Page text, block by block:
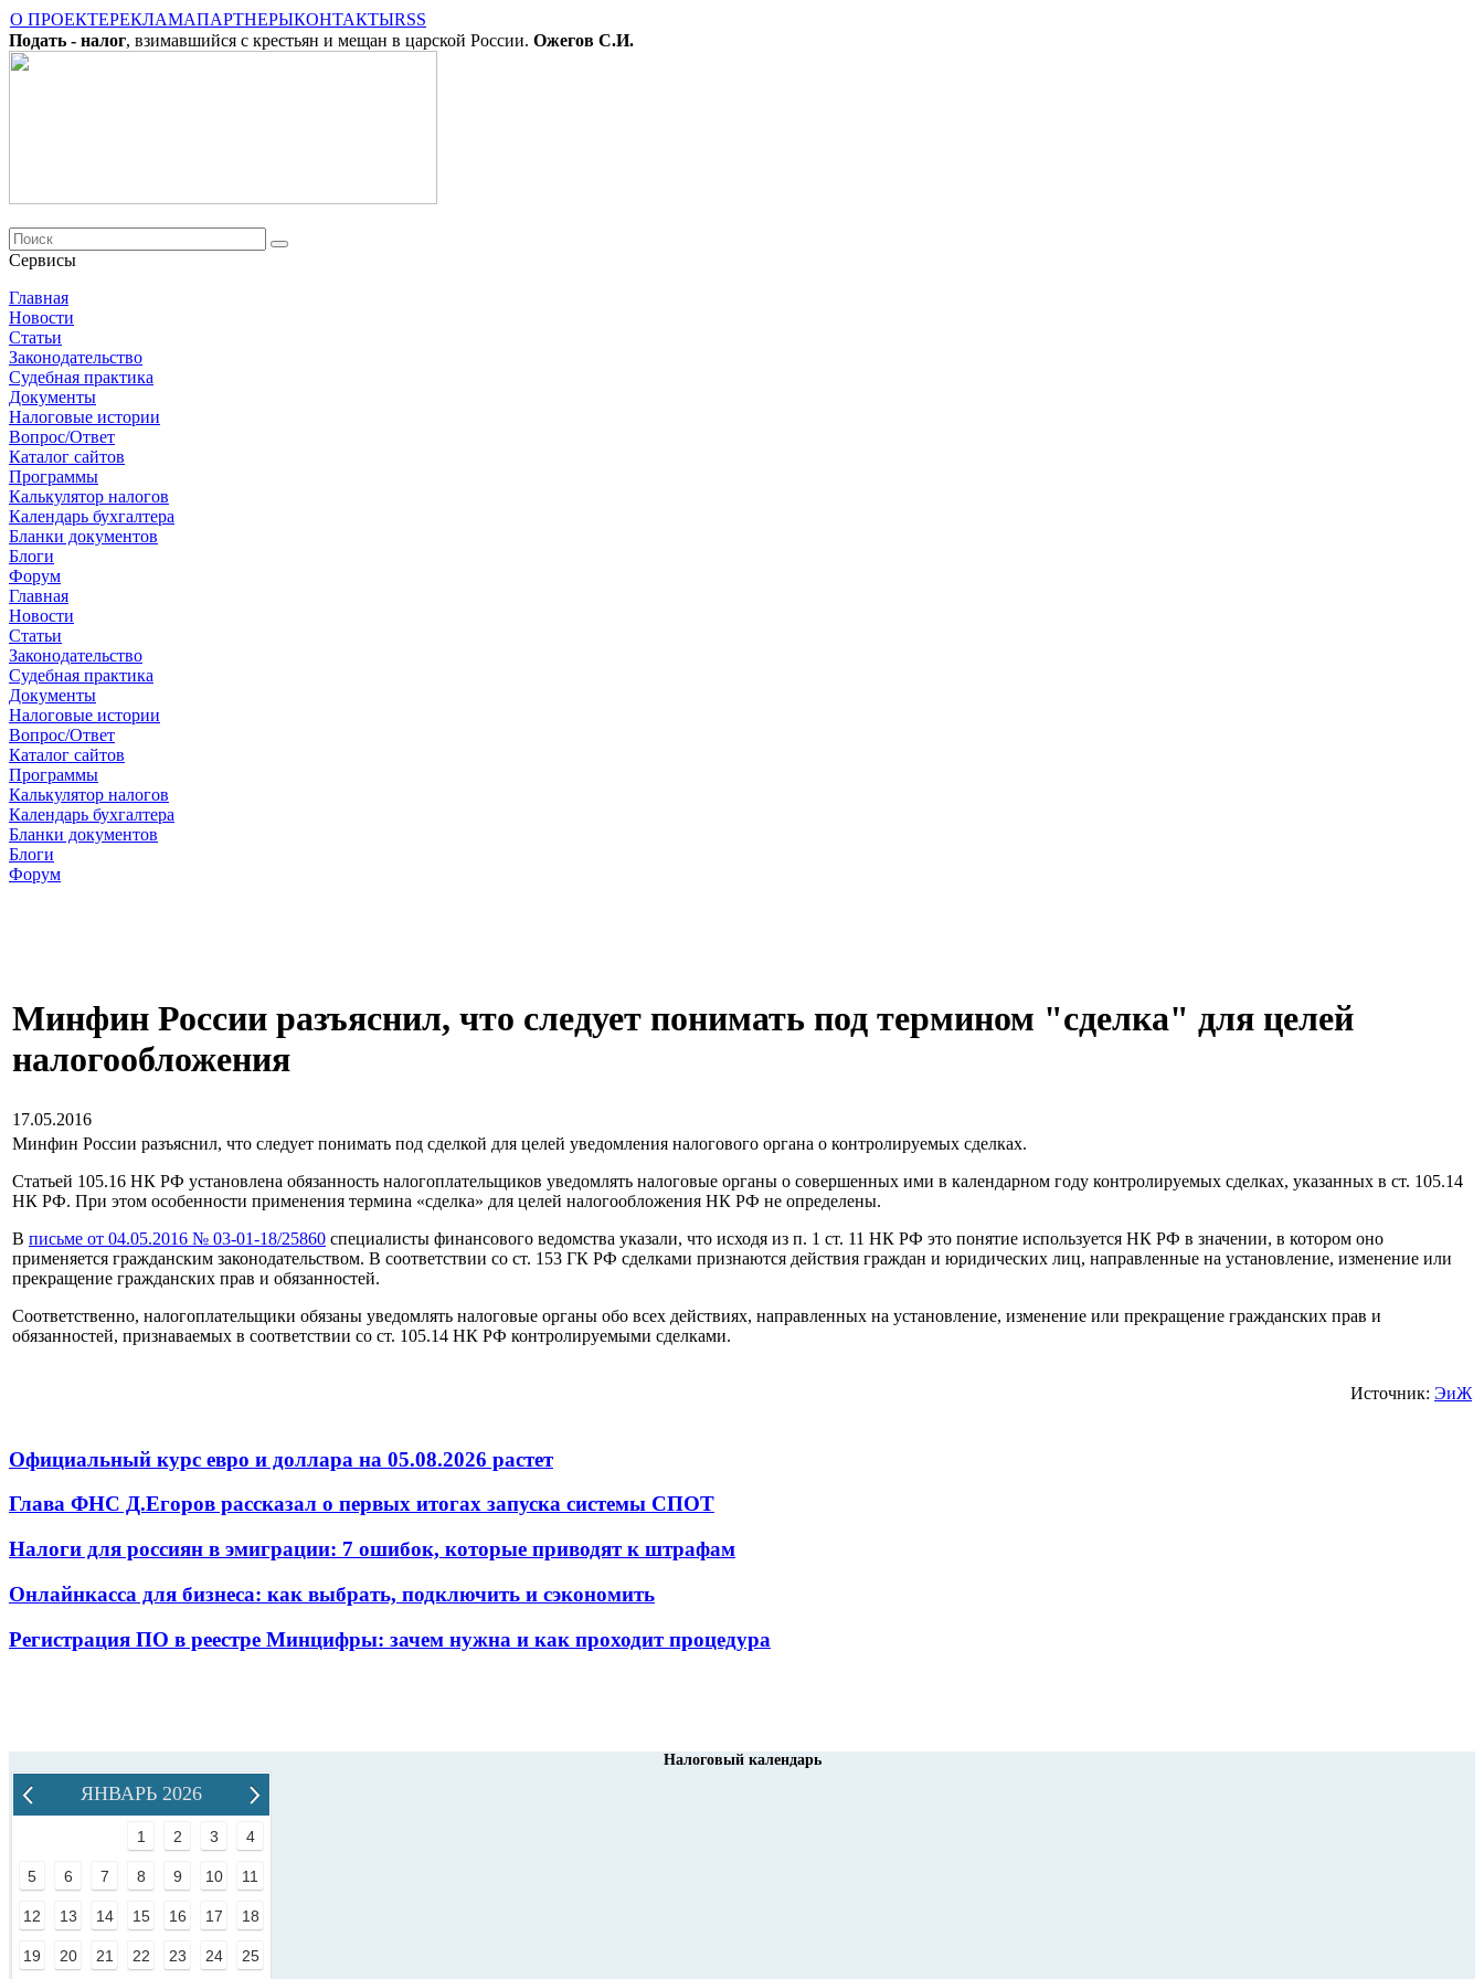
О ПРОЕКТЕРЕКЛАМАПАРТНЕРЫКОНТАКТЫRSS
Подать - налог, взимавшийся с крестьян и мещан в царской России. Ожегов С.И.
Сервисы
Главная
Новости
Cтатьи
Законодательство
Судебная практика
Документы
Налоговые истории
Вопрос/Ответ
Каталог сайтов
Программы
Калькулятор налогов
Календарь бухгалтера
Бланки документов
Блоги
Форум
Главная
Новости
Cтатьи
Законодательство
Судебная практика
Документы
Налоговые истории
Вопрос/Ответ
Каталог сайтов
Программы
Калькулятор налогов
Календарь бухгалтера
Бланки документов
Блоги
Форум
Минфин России разъяснил, что следует понимать под термином "сделка" для целей
налогообложения
17.05.2016
Минфин России разъяснил, что следует понимать под сделкой для целей уведомления налогового органа о контролируемых сделках.
Статьей 105.16 НК РФ установлена обязанность налогоплательщиков уведомлять налоговые органы о совершенных ими в календарном году контролируемых сделках, указанных в ст. 105.14
НК РФ. При этом особенности применения термина «сделка» для целей налогообложения НК РФ не определены.
В письме от 04.05.2016 № 03-01-18/25860 специалисты финансового ведомства указали, что исходя из п. 1 ст. 11 НК РФ это понятие используется НК РФ в значении, в котором оно
применяется гражданским законодательством. В соответствии со ст. 153 ГК РФ сделками признаются действия граждан и юридических лиц, направленные на установление, изменение или
прекращение гражданских прав и обязанностей.
Соответственно, налогоплательщики обязаны уведомлять налоговые органы обо всех действиях, направленных на установление, изменение или прекращение гражданских прав и
обязанностей, признаваемых в соответствии со ст. 105.14 НК РФ контролируемыми сделками.
Источник: ЭиЖ
Официальный курс евро и доллара на 05.08.2026 растет
Глава ФНС Д.Егоров рассказал о первых итогах запуска системы СПОТ
Налоги для россиян в эмиграции: 7 ошибок, которые приводят к штрафам
Онлайнкасса для бизнеса: как выбрать, подключить и сэкономить
Регистрация ПО в реестре Минцифры: зачем нужна и как проходит процедура
Налоговый календарь
ЯНВАРЬ 2026
1 2 3 4
5 6 7 8 9 10 11
12 13 14 15 16 17 18
19 20 21 22 23 24 25